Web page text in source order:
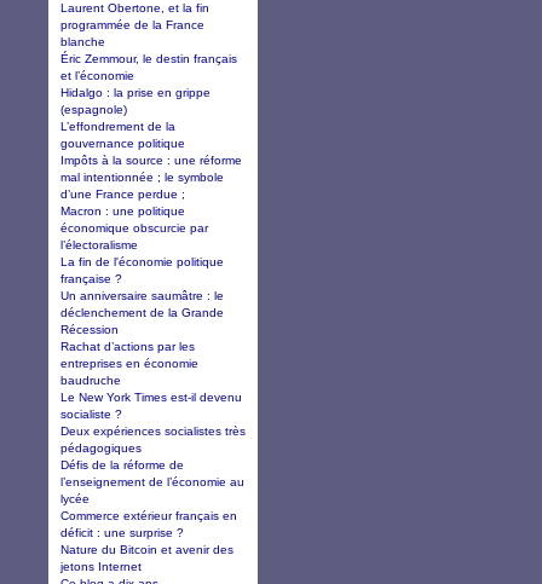
Laurent Obertone, et la fin
programmée de la France
blanche
Éric Zemmour, le destin français
et l’économie
Hidalgo : la prise en grippe
(espagnole)
L’effondrement de la
gouvernance politique
Impôts à la source : une réforme
mal intentionnée ; le symbole
d’une France perdue ;
Macron : une politique
économique obscurcie par
l’électoralisme
La fin de l'économie politique
française ?
Un anniversaire saumâtre : le
déclenchement de la Grande
Récession
Rachat d’actions par les
entreprises en économie
baudruche
Le New York Times est-il devenu
socialiste ?
Deux expériences socialistes très
pédagogiques
Défis de la réforme de
l’enseignement de l’économie au
lycée
Commerce extérieur français en
déficit : une surprise ?
Nature du Bitcoin et avenir des
jetons Internet